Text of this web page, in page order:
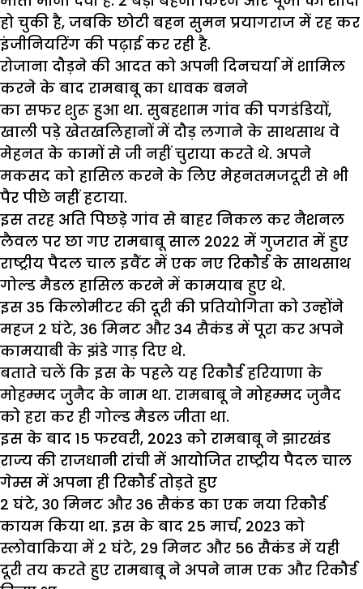
हो चुकी है, जबकि छोटी बहन सुमन प्रयागराज में रह कर
इंजीनियरिंग की पढ़ाई कर रही है.
रोजाना दौड़ने की आदत को अपनी दिनचर्या में शामिल
करने के बाद रामबाबू का धावक बनने
का सफर शुरू हुआ था. सुबहशाम गांव की पगडंडियों,
खाली पड़े खेतखलिहानों में दौड़ लगाने के साथसाथ वे
मेहनत के कामों से जी नहीं चुराया करते थे. अपने
मकसद को हासिल करने के लिए मेहनतमजदूरी से भी
पैर पीछे नहीं हटाया.
इस तरह अति पिछड़े गांव से बाहर निकल कर नैशनल
लैवल पर छा गए रामबाबू साल 2022 में गुजरात में हुए
राष्ट्रीय पैदल चाल इवैंट में एक नए रिकौर्ड के साथसाथ
गोल्ड मैडल हासिल करने में कामयाब हुए थे.
इस 35 किलोमीटर की दूरी की प्रतियोगिता को उन्होंने
महज 2 घंटे, 36 मिनट और 34 सैकंड में पूरा कर अपने
कामयाबी के झंडे गाड़ दिए थे.
बताते चलें कि इस के पहले यह रिकौर्ड हरियाणा के
मोहम्मद जुनैद के नाम था. रामबाबू ने मोहम्मद जुनैद
को हरा कर ही गोल्ड मैडल जीता था.
इस के बाद 15 फरवरी, 2023 को रामबाबू ने झारखंड
राज्य की राजधानी रांची में आयोजित राष्ट्रीय पैदल चाल
गेम्स में अपना ही रिकौर्ड तोड़ते हुए
2 घंटे, 30 मिनट और 36 सैकंड का एक नया रिकौर्ड
कायम किया था. इस के बाद 25 मार्च, 2023 को
स्लोवाकिया में 2 घंटे, 29 मिनट और 56 सैकंड में यही
दूरी तय करते हुए रामबाबू ने अपने नाम एक और रिकौर्ड